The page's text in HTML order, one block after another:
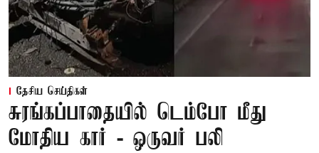
தேசிய செய்திகள்
சுரங்கப்பாதையில் டெம்போ மீது
மோதிய கார் - ஒருவர் பலி